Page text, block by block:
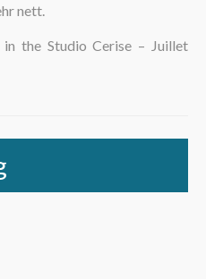
nett.
the Studio Cerise – Juillet